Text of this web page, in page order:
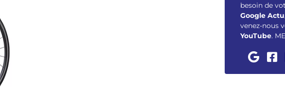
besoin de
Google Actu
venez-nous
YouTube.